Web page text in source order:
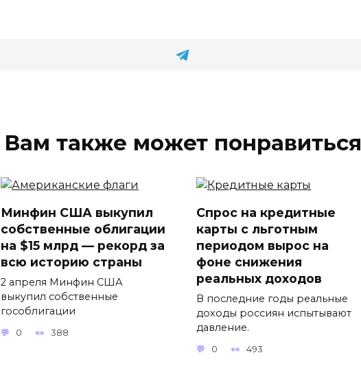
Вам также может понравиться
Минфин США выкупил
собственные облигации
на $15 млрд — рекорд за
всю историю страны
2 апреля Минфин США
выкупил собственные
гособлигации
0 388
Спрос на кредитные
карты с льготным
периодом вырос на
фоне снижения
реальных доходов
В последние годы реальные
доходы россиян испытывают
давление.
0 493